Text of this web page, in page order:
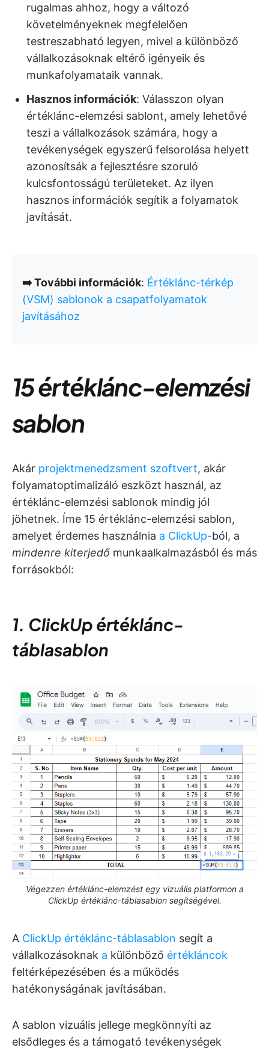
rugalmas ahhoz, hogy a változó
követelményeknek megfelelően
testreszabható legyen, mivel a különböző
vállalkozásoknak eltérő igényeik és
munkafolyamataik vannak.
Hasznos információk: Válasszon olyan
értéklánc-elemzési sablont, amely lehetővé
teszi a vállalkozások számára, hogy a
tevékenységek egyszerű felsorolása helyett
azonosítsák a fejlesztésre szoruló
kulcsfontosságú területeket. Az ilyen
hasznos információk segítik a folyamatok
javítását.
➡️ További információk: Értéklánc-térkép
(VSM) sablonok a csapatfolyamatok
javításához
15 értéklánc-elemzési
sablon
Akár projektmenedzsment szoftvert, akár
folyamatoptimalizáló eszközt használ, az
értéklánc-elemzési sablonok mindig jól
jöhetnek. Íme 15 értéklánc-elemzési sablon,
amelyet érdemes használnia a ClickUp-ból, a
mindenre kiterjedő munkaalkalmazásból és más
forrásokból:
1. ClickUp értéklánc-
táblasablon
Végezzen értéklánc-elemzést egy vizuális platformon a
ClickUp értéklánc-táblasablon segítségével.
A ClickUp értéklánc-táblasablon segít a
vállalkozásoknak a különböző értékláncok
feltérképezésében és a működés
hatékonyságának javításában.
A sablon vizuális jellege megkönnyíti az
elsődleges és a támogató tevékenységek